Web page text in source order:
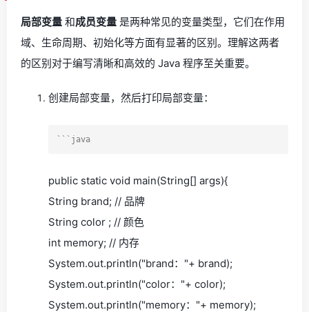
局部变量 和成员变量 是两种常见的变量类型，它们在作用
域、生命周期、初始化等方面有显著的区别。理解这两者
的区别对于编写清晰和高效的 Java 程序至关重要。
创建局部变量，然后打印局部变量：
public static void main(String[] args){
String brand; // 品牌
String color ; // 颜色
int memory; // 内存
System.out.println("brand："+ brand);
System.out.println("color："+ color);
System.out.println("memory："+ memory);